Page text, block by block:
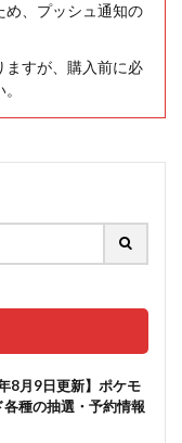
め、プッシュ通知の
ますが、購入前に必
8月9日更新】ポケモ
各種の抽選・予約情報